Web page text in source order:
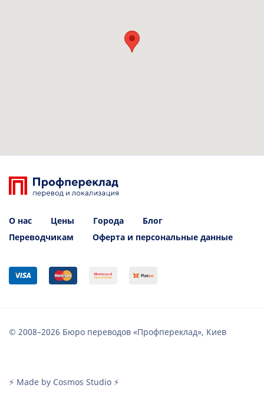
О нас Цены Города
Блог
Переводчикам
Оферта и персональные данные
© 2008–2026 Бюро переводов «Профпереклад», Киев
⚡ Made by Cosmos Studio ⚡